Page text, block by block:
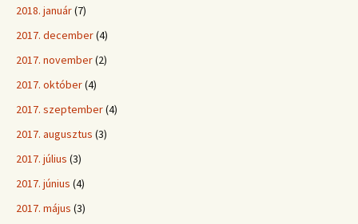
2018. január(7)
2017. december(4)
2017. november(2)
2017. október(4)
2017. szeptember(4)
2017. augusztus (3)
2017. július (3)
2017. június (4)
2017. május (3)